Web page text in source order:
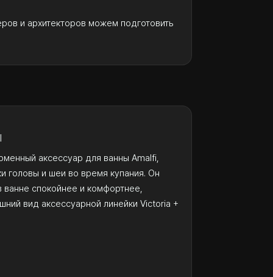
и архитекторов можем подготовить
аксессуар для ванны Amalfi,
головы и шеи во время купания. Он
ванне спокойнее и комфортнее,
вид аксессуарной линейки Victoria +